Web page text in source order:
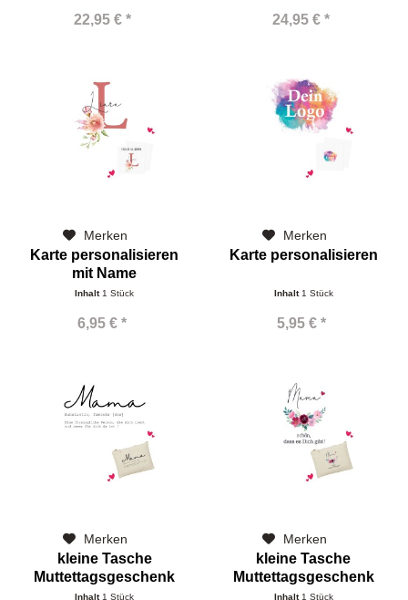
22,95 € * 24,95 € *
Merken
Karte personalisieren
mit Name
Inhalt 1 Stück
6,95 € *
Merken
Karte personalisieren
Inhalt 1 Stück
5,95 € *
Merken
kleine Tasche
Muttettagsgeschenk
Mama
Inhalt 1 Stück
Merken
kleine Tasche
Muttettagsgeschenk
Mama schön,...
Inhalt 1 Stück